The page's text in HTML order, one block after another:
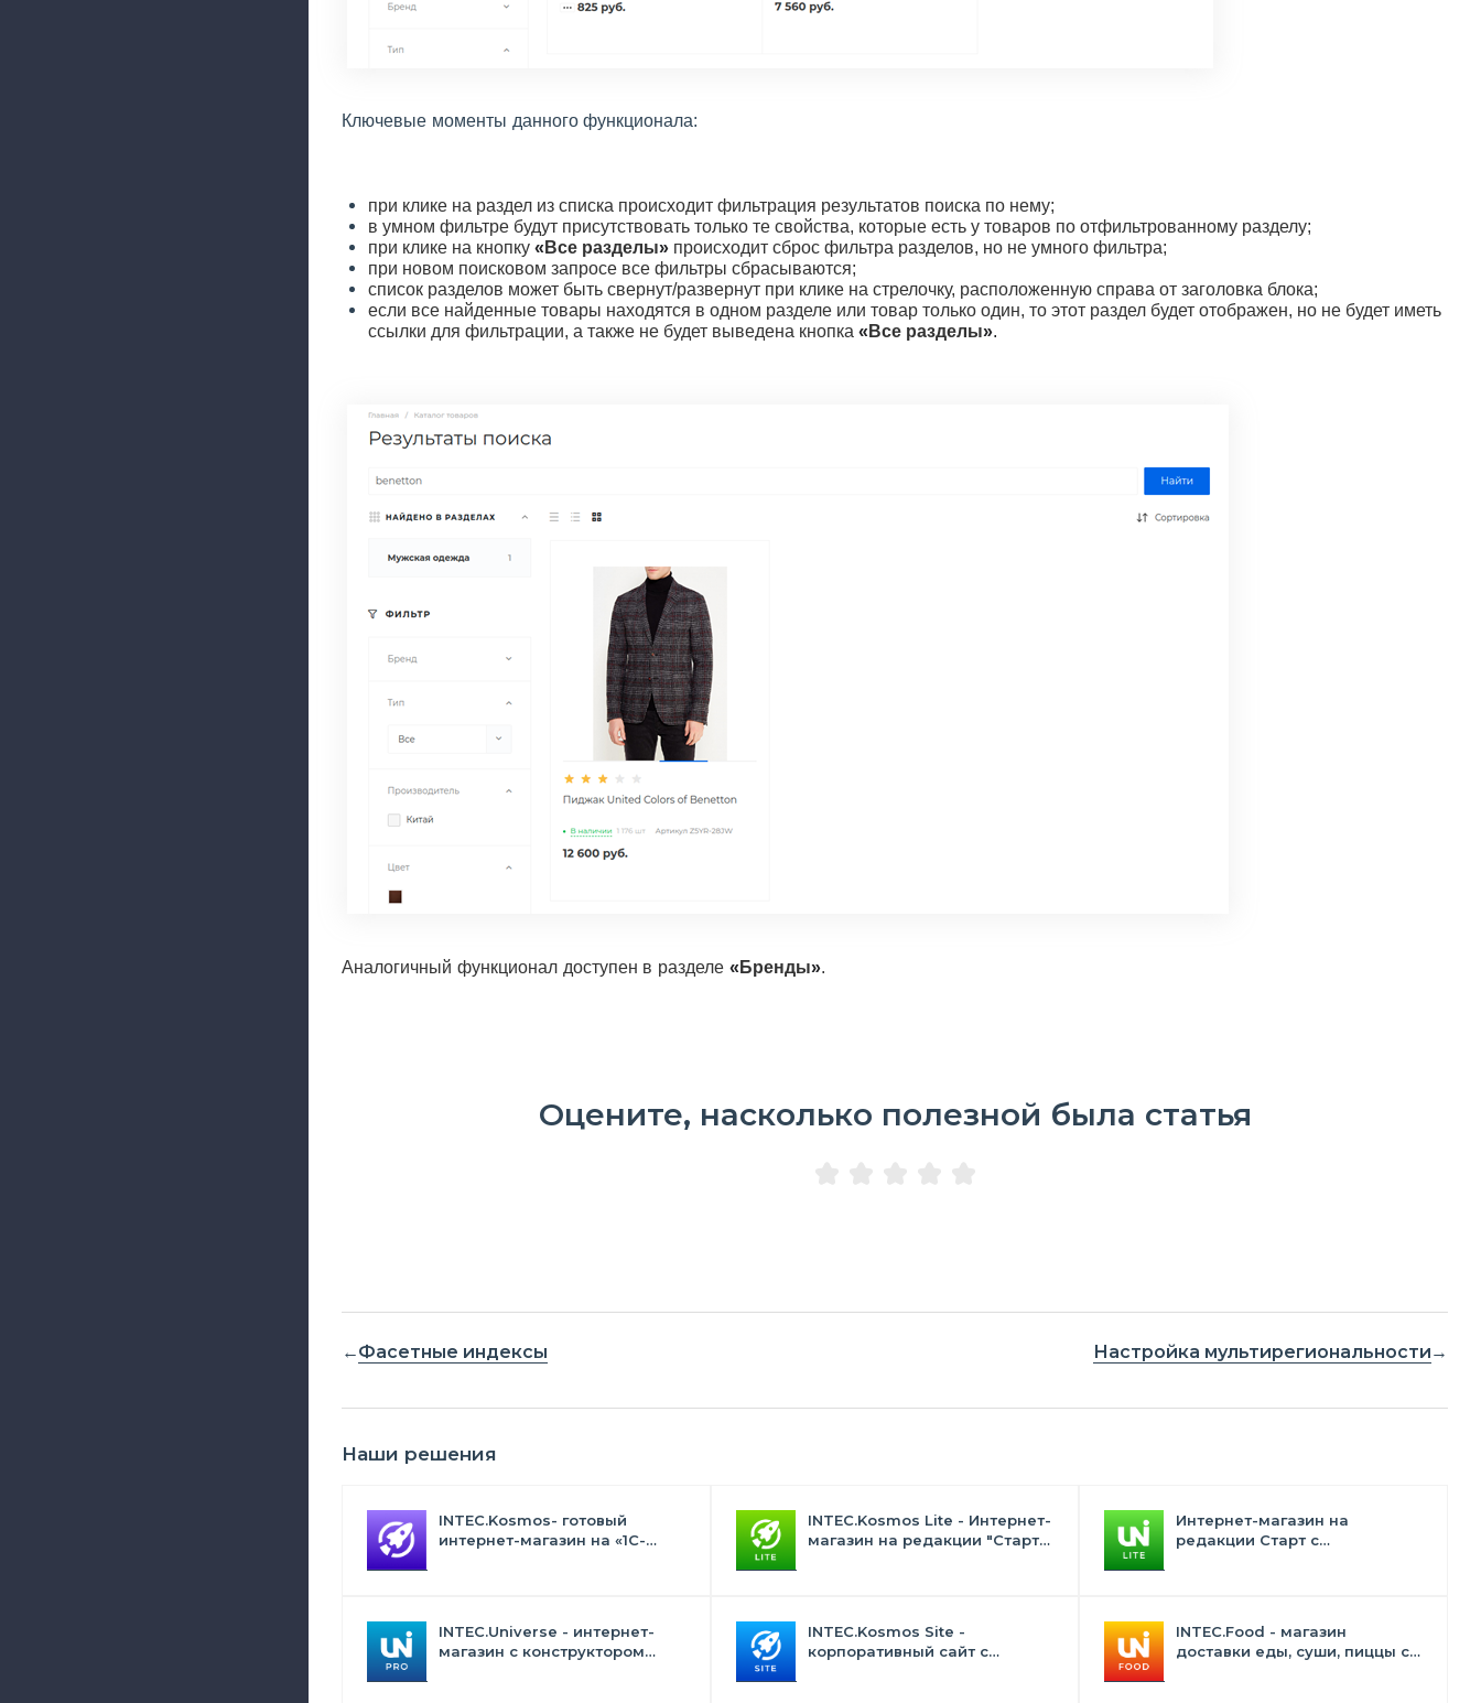
Ключевые моменты данного функционала:
при клике на раздел из списка происходит фильтрация результатов поиска по нему;
в умном фильтре будут присутствовать только те свойства, которые есть у товаров по отфильтрованному разделу;
при клике на кнопку « Все разделы» происходит сброс фильтра разделов, но не умного фильтра;
при новом поисковом запросе все фильтры сбрасываются;
список разделов может быть свернут/развернут при клике на стрелочку, расположенную справа от заголовка блока;
если все найденные товары находятся в одном разделе или товар только один, то этот раздел будет отображен, но не будет иметь
ссылки для фильтрации, а также не будет выведена кнопка « Все разделы».
Аналогичный функционал доступен в разделе « Бренды».
Оцените, насколько полезной была статья
Фасетные индексы Настройка мультирегиональности
Наши решения
INTEC.Kosmos- готовый
интернет-магазин на «1С-
INTEC.Kosmos Lite - Интернет-
магазин на редакции "Старт"
Интернет-магазин на
редакции Старт с
INTEC.Universe - интернет-
магазин с конструктором
INTEC.Kosmos Site -
корпоративный сайт с
INTEC.Food - магазин
доставки еды, суши, пиццы с